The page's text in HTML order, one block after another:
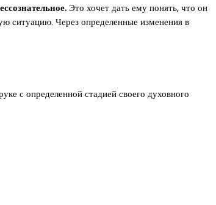
Это хочет дать ему понять, что он
ситуацию. Через определенные изменения в
с определенной стадией своего духовного